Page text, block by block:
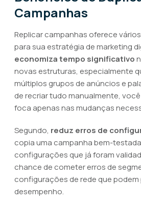
Campanhas
Replicar campanhas oferece
para sua estratégia de marketing
economiza tempo significativo
novas estruturas, especialmente
múltiplos grupos de anúncios e
de recriar tudo manualmente,
foca apenas nas mudanças
Segundo, reduz erros de
copia uma campanha bem-
configurações que já foram
chance de cometer erros de
configurações de rede que podem
desempenho.